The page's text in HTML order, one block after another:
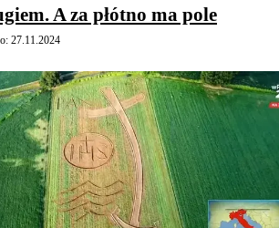
A za płótno ma pole
27.11.2024